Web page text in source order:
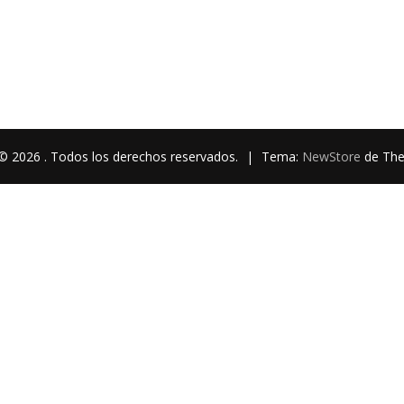
2026 . Todos los derechos reservados. | Tema: NewStore de